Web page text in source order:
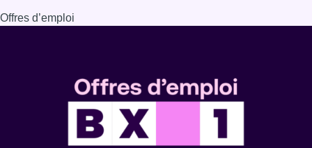
Offres d’emploi